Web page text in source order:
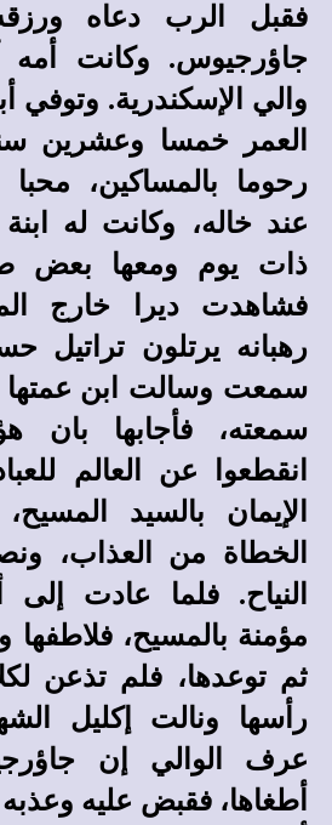
فقبل الرب دعاه
جاؤرجيوس. وكانت أمه
والي الإسكندرية. وتوفي
العمر خمسا وعشرين
رحوما بالمساكين،
عند خاله، وكانت له
ذات يوم ومعها بعض
فشاهدت ديرا خارج
رهبانه يرتلون تراتيل
سمعت وسالت ابن
سمعته، فأجابها بان
انقطعوا عن العالم
الإيمان بالسيد
الخطاة من العذاب،
النياح. فلما عادت إلى
مؤمنة بالمسيح، فلاطفها
ثم توعدها، فلم تذعن
رأسها ونالت إكليل
عرف الوالي إن
أطغاها، فقبض عليه